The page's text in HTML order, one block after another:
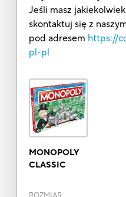
Jeśli masz
skontaktuj się z
pod adresem https://
pl-pl
MONOPOLY
CLASSIC